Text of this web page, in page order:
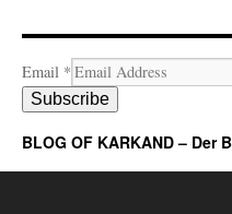
Email *
Subscribe
BLOG OF KARKAND – Der